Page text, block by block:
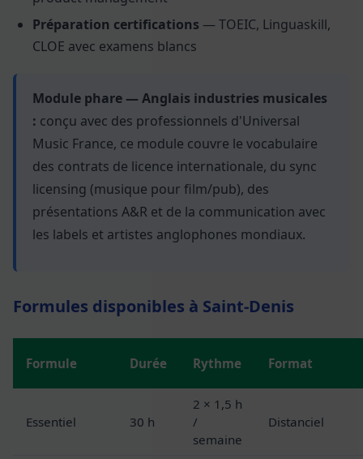
Préparation certifications — TOEIC, Linguaskill,
CLOE avec examens blancs
Module phare — Anglais industries musicales
: conçu avec des professionnels d'Universal
Music France, ce module couvre le vocabulaire
des contrats de licence internationale, du sync
licensing (musique pour film/pub), des
présentations A&R et de la communication avec
les labels et artistes anglophones mondiaux.
Formules disponibles à Saint-Denis
Formule Durée Rythme Format
Essentiel 30 h
2 × 1,5 h
/
semaine
Distanciel